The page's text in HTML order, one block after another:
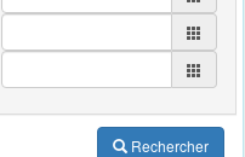
Rechercher